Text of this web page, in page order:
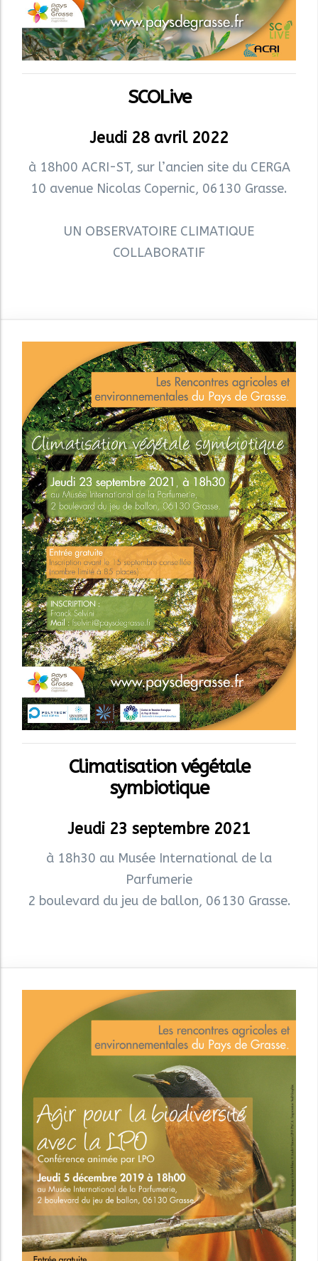
SCOLive
Jeudi 28 avril 2022
à 18h00 ACRI-ST, sur l’ancien site du CERGA
10 avenue Nicolas Copernic, 06130 Grasse.
UN OBSERVATOIRE CLIMATIQUE
COLLABORATIF
Climatisation végétale
symbiotique
Jeudi 23 septembre 2021
à 18h30 au Musée International de la
Parfumerie
2 boulevard du jeu de ballon, 06130 Grasse.